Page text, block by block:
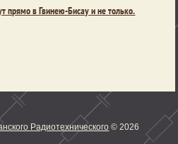
прямо в Гвинею-Бисау и не только.
Радиотехнического © 2026